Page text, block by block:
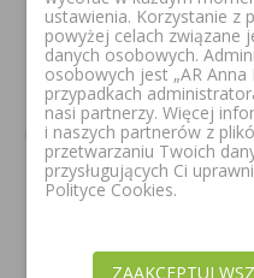
489,00 zł 989,00 zł
ustawienia. Korzystanie z
powyżej celach związane
danych osobowych.
osobowych jest „AR Anna
przypadkach
nasi partnerzy. Więcej
i naszych partnerów z
przetwarzaniu Twoich
przysługujących Ci
Polityce Cookies.
ZAAKCEPTUJ